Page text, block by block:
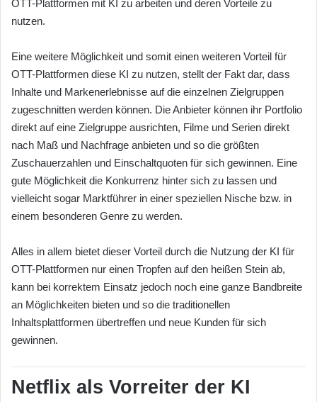
OTT-Plattformen mit KI zu arbeiten und deren Vorteile zu
nutzen.
Eine weitere Möglichkeit und somit einen weiteren Vorteil für
OTT-Plattformen diese KI zu nutzen, stellt der Fakt dar, dass
Inhalte und Markenerlebnisse auf die einzelnen Zielgruppen
zugeschnitten werden können. Die Anbieter können ihr Portfolio
direkt auf eine Zielgruppe ausrichten, Filme und Serien direkt
nach Maß und Nachfrage anbieten und so die größten
Zuschauerzahlen und Einschaltquoten für sich gewinnen. Eine
gute Möglichkeit die Konkurrenz hinter sich zu lassen und
vielleicht sogar Marktführer in einer speziellen Nische bzw. in
einem besonderen Genre zu werden.
Alles in allem bietet dieser Vorteil durch die Nutzung der KI für
OTT-Plattformen nur einen Tropfen auf den heißen Stein ab,
kann bei korrektem Einsatz jedoch noch eine ganze Bandbreite
an Möglichkeiten bieten und so die traditionellen
Inhaltsplattformen übertreffen und neue Kunden für sich
gewinnen.
Netflix als Vorreiter der KI